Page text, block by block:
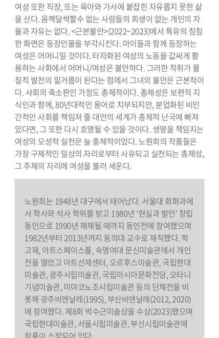
여성 또한 직장, 또는 육아와 가사에 붙잡힌 자유롭지 못한 삶
을 산다. 옴짝달싹할수 없는 사람들의 희생이 없는 개인의 자
율과 자유는 없다. <근본불안>(2022~2023)에서 특유의 침침
한 화면은 등장인물을 부각시킨다. 아이들과 함께 등장하는
여성은 어머니일 것이다. 타자화된 여성의 노동을 값싸게 활
용하는 사회에서 어머니/여성은 불안하다. 그러한 착취가 물
질적 발전의 밑거름이 된다는 점에서 그녀의 불안은 근본적이
다. 사회의 축소판인 가정도 총체적이다. 총체성은 보편적 지
식인과 함께, 80년대적인 용어로 치부되지만, 분업화된 비인
간적인 사회를 책임져 줄 대안의 세계가 총체적 난국에 빠져
있다면, 그 또한 다시 호명될 수 있을 것이다. 생명을 책임지는
여성의 모성적 실천은 늘 총체적이었다. 노원희의 작품들은
가장 구체적인 일상의 자리로부터 사유되고 실천되는 총체성,
그 주체의 자리에 여성을 불러 세운다.
노원희는 1948년 대구에서 태어났다. 서울대 회화과에
서 학사와 석사 학위를 받고 1980년 ‘현실과 발언’ 창립
동인으로 1990년 해체될 때까지 동인전에 참여했으며
1982년부터 2013년까지 동의대 교수로 재직했다. 학
고재, 아트스페이스풀, 숙명여대 문신미술관에서 개인
전을 열었고 아트선재센터, 오르후스미술관, 국립현대
미술관, 광주시립미술관, 국립아시아문화전당, 오타니
기념미술관, 미야코노조시립미술관 등의 단체전을 비
롯해 광주비엔날레(1995), 부산비엔날레(2012, 2020)
에 참여했다. 제8회 박수근미술상을 수상(2023)했으며
국립현대미술관, 서울시립미술관, 부산시립미술관에